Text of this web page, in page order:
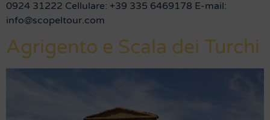
0924 31222 Cellulare: +39 335 6469178 E-mail:
info@scopeltour.com
Agrigento e Scala dei Turchi